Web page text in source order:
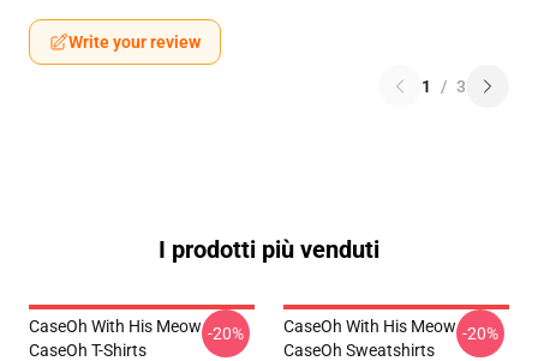
Write your review
1 / 3
I prodotti più venduti
CaseOh With His Meow
CaseOh T-Shirts
-20%
CaseOh With His Meow
CaseOh Sweatshirts
-20%